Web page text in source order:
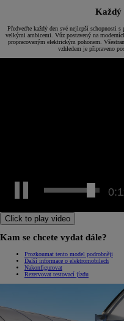
Každý
Předveďte každý den své nejlepší schopnosti
velkými ambicemi. Vůz postavený na
propracovaným elektrickým pohonem.
vzhledem je připraveno
Click to play video
Kam se chcete vydat dále?
Prozkoumat tento model podrobněji
Další informace o elektromobilech
Nakonfigurovat
Rezervovat testovací jízdu